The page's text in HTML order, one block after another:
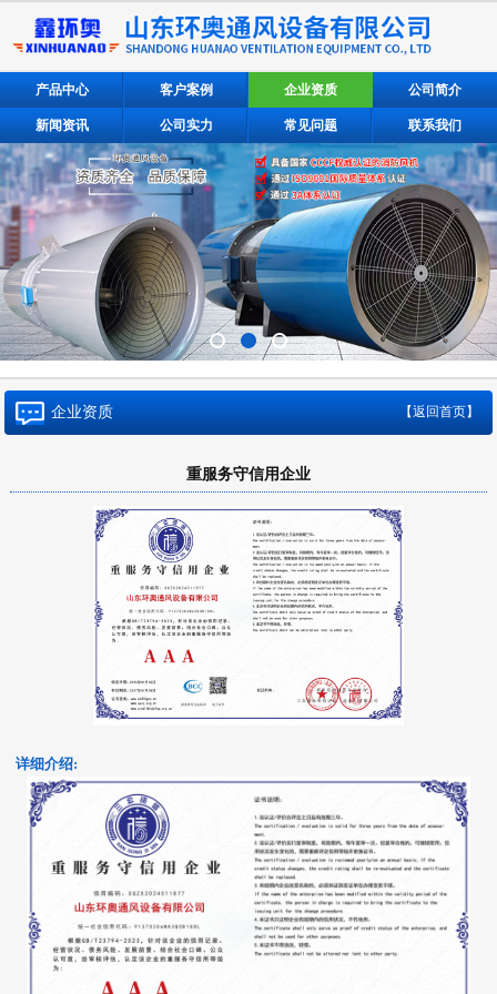
产品中心 客户案例 企业资质 公司简介
新闻资讯 公司实力 常见问题 联系我们
企业资质 【返回首页】
重服务守信用企业
详细介绍: